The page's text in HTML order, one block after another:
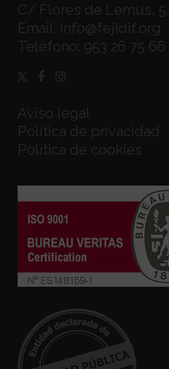
C/ Flores de Lemus, 5,
Email: info@fejidif.org
Teléfono: 953 26 75 66
Aviso legal
Política de privacidad
Política de cookies